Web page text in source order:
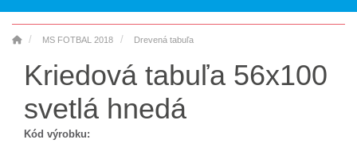
MS FOTBAL 2018 Drevená tabuľa
Kriedová tabuľa 56x100
svetlá hnedá
Kód výrobku: